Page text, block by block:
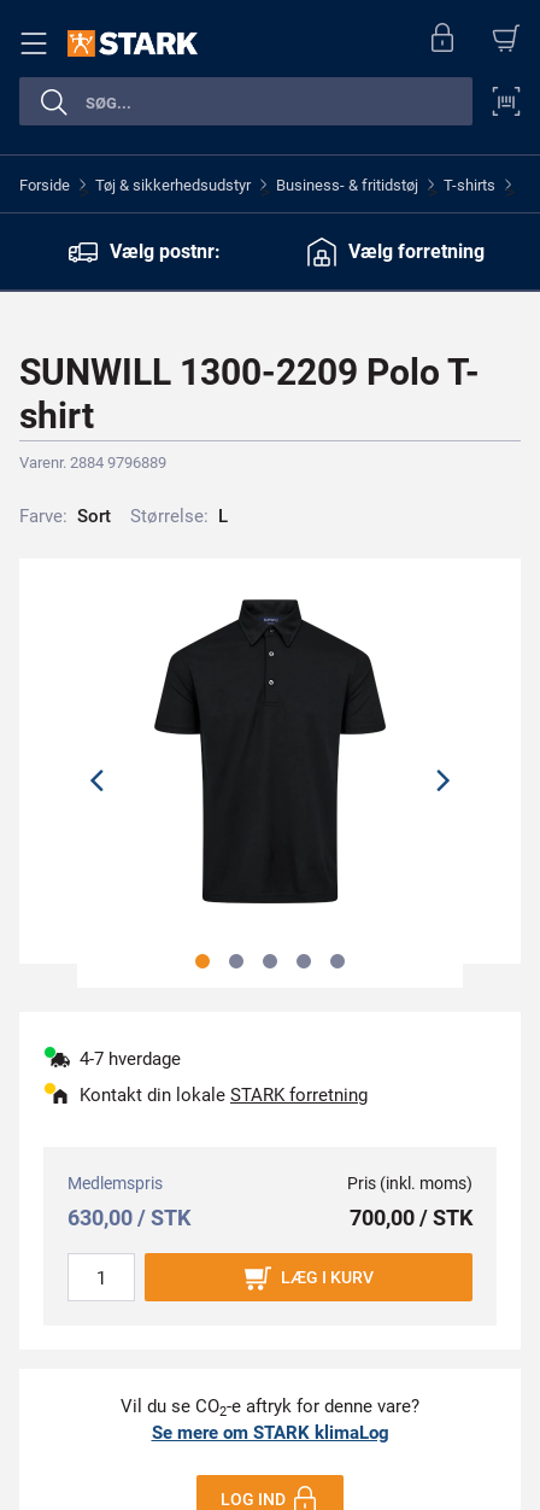
Forside > Tøj & sikkerhedsudstyr > Business- & fritidstøj > T-shirts >
Vælg postnr: Vælg forretning
SUNWILL 1300-2209 Polo T-
shirt
Varenr. 2884 9796889
Farve: Sort Størrelse: L
4-7 hverdage
Kontakt din lokale STARK forretning
Medlemspris
630,00 / STK
Pris (inkl. moms)
700,00 / STK
LÆG I KURV
Vil du se CO2-e aftryk for denne vare?
Se mere om STARK klimaLog
LOG IND